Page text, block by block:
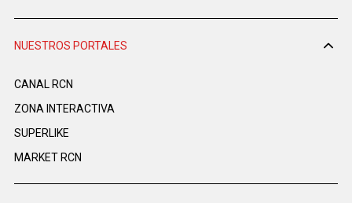
NUESTROS PORTALES
CANAL RCN
ZONA INTERACTIVA
SUPERLIKE
MARKET RCN